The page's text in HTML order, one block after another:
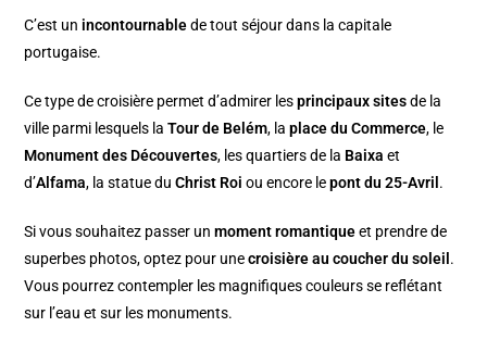
C’est un incontournablede tout séjour dans la capitale
portugaise.
Ce type de croisière permet d’admirer lesprincipaux sitesde la
ville parmi lesquels laTour de Belém, laplace du Commerce, le
Monument des Découvertes, les quartiers de la Baixa et
d’Alfama, la statue du Christ Roi ou encore lepont du 25-Avril .
Si vous souhaitez passer unmoment romantiqueet prendre de
superbes photos, optez pour unecroisière au coucher du soleil .
Vous pourrez contempler les magnifiques couleurs se reflétant
sur l’eau et sur les monuments.